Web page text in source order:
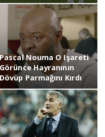
Pascal Nouma O Işareti
Görünce Hayranının
Dövüp Parmağını Kırdı